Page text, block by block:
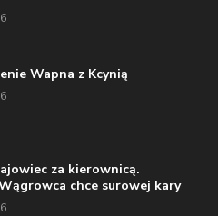
Wapna z Kcynią
za kierownicą.
chce surowej kary